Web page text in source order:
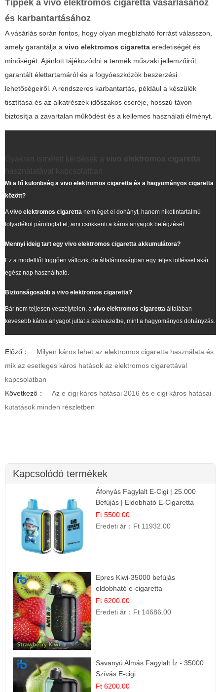
Tippek a vivo elektromos cigaretta vásárlásához
és karbantartásához
A vásárlás során fontos, hogy olyan megbízható forrást válasszon,
amely garantálja a vivo elektromos cigaretta eredetiségét és
minőségét. Ajánlott tájékozódni a termék műszaki jellemzőiről,
garantált élettartamáról és a fogyóeszközök beszerzési
lehetőségeiről. A rendszeres karbantartás, például a készülék
tisztítása és az alkatrészek időszakos cseréje, hosszú távon
biztosítja a zavartalan működést és a kellemes használati élményt.
Mi a fő különbség a vivo elektromos cigaretta és a hagyományos cigaretta
között?
Avivo elektromos cigaretta nem éget el dohányt, hanem nikotintartalmú
folyadékot párologtat el, ami csökkenti a káros anyagok belégzését.
Mennyi ideig tart egy vivo elektromos cigaretta akkumulátora?
Ez a modelltől függően változik, de általánosságban egy teljes töltéssel akár
egész nap használható.
Biztonságosabb a vivo elektromos cigaretta?
Bár nem teljesen veszélytelen, a vivo elektromos cigaretta általában
kevesebb káros anyagot juttat a szervezetbe, mint a hagyományos dohányzás.
Előző：
Milyen káros lehet az elektromos cigaretta használata és
mik az esetleges káros hatások az elektromos cigarettával
kapcsolatban
Következő：
Az e cigi káros hatásai 2016 és e cigi káros hatásai
kutatások minden részletben
Kapcsolódó termékek
Áfonyás Fagylalt E-Cigi | 25.000
Befújás | Eldobható E-Cigaretta
Ft 5500.00
Eredeti ár： Ft 11932.00
Epres Kiwi-35000 befújás
eldobható e-cigaretta
Ft 6200.00
Eredeti ár： Ft 14686.00
Savanyú Almás Fagylalt Íz - 35000
Szívás E-cigi
Ft 6200.00